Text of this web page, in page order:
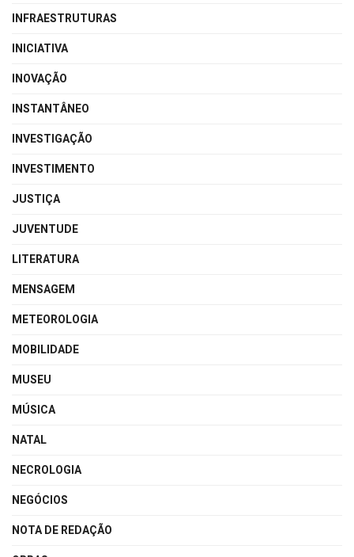
INFRAESTRUTURAS
INICIATIVA
INOVAÇÃO
INSTANTÂNEO
INVESTIGAÇÃO
INVESTIMENTO
JUSTIÇA
JUVENTUDE
LITERATURA
MENSAGEM
METEOROLOGIA
MOBILIDADE
MUSEU
MÚSICA
NATAL
NECROLOGIA
NEGÓCIOS
NOTA DE REDAÇÃO